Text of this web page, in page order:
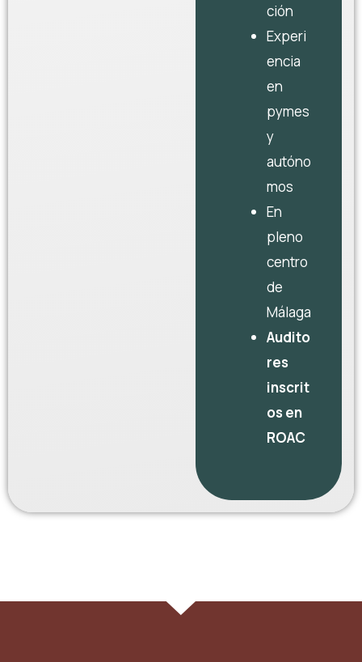
ción
Experi
encia
en
pymes
y
autóno
mos
En
pleno
centro
de
Málaga
Audito
res
inscrit
os en
ROAC